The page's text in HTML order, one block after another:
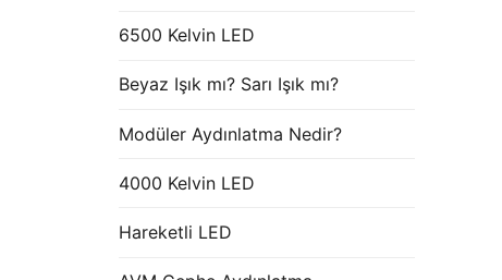
6500 Kelvin LED
Beyaz Işık mı? Sarı Işık mı?
Modüler Aydınlatma Nedir?
4000 Kelvin LED
Hareketli LED